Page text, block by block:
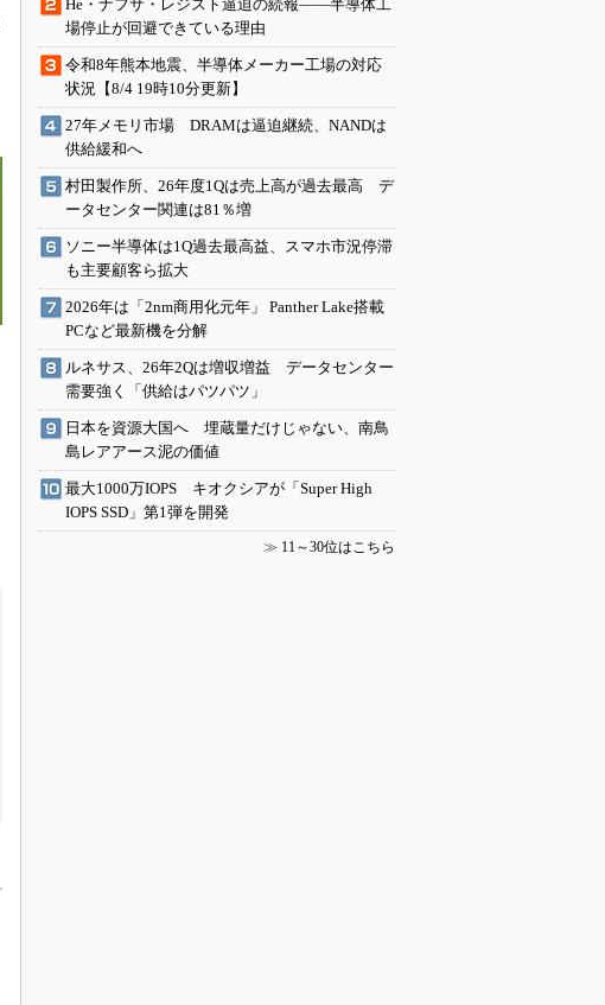
He・ナフサ・レジスト逼迫の続報――半導体工
場停止が回避できている理由
令和8年熊本地震、半導体メーカー工場の対応
状況【8/4 19時10分更新】
27年メモリ市場 DRAMは逼迫継続、NANDは
供給緩和へ
村田製作所、26年度1Qは売上高が過去最高 デ
ータセンター関連は81％増
ソニー半導体は1Q過去最高益、スマホ市況停滞
も主要顧客ら拡大
2026年は「2nm商用化元年」 Panther Lake搭載
PCなど最新機を分解
ルネサス、26年2Qは増収増益 データセンター
需要強く「供給はパツパツ」
日本を資源大国へ 埋蔵量だけじゃない、南鳥
島レアアース泥の価値
最大1000万IOPS キオクシアが「Super High
IOPS SSD」第1弾を開発
≫ 11～30位はこちら